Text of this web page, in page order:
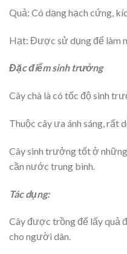
Quả: Có dạng hạch cứng,
Hạt: Được sử dụng để làm
Đặc điểm sinh trưởng
Cây chà là có tốc độ sinh
Thuộc cây ưa ánh sáng, rất
Cây sinh trưởng tốt ở
cần nước trung bình.
Tác dụng:
Cây được trồng để lấy quả
cho người dân.